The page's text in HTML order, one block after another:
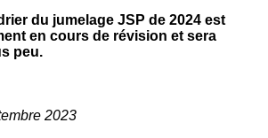
du jumelage JSP de 2024 est
en cours de révision et sera
peu.
2023